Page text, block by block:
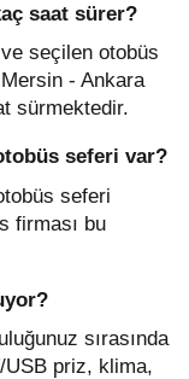
saat sürer?
seçilen otobüs
Mersin - Ankara
sürmektedir.
seferi var?
seferi
firması bu
sırasında
priz, klima,